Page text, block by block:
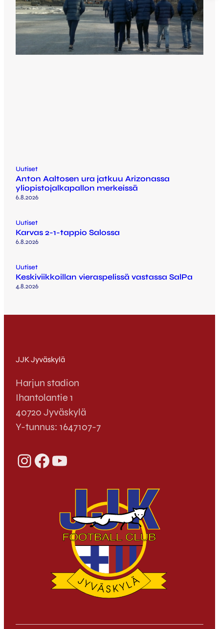
Uutiset
Anton Aaltosen ura jatkuu Arizonassa
yliopistojalkapallon merkeissä
6.8.2026
Uutiset
Karvas 2-1-tappio Salossa
6.8.2026
Uutiset
Keskiviikkoillan vieraspelissä vastassa SalPa
4.8.2026
JJK Jyväskylä
Harjun stadion
Ihantolantie 1
40720 Jyväskylä
Y-tunnus: 1647107-7
InstagramFacebook YouTube